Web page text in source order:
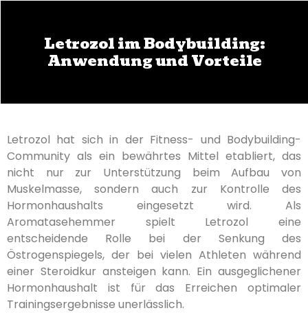
Letrozol im Bodybuilding:
Anwendung und Vorteile
Letrozol hat sich in der Fitness- und Bodybuilding-
Community als ein bewährtes Mittel etabliert, das
nicht nur zur Unterstützung beim Aufbau von
Muskelmasse, sondern auch zur Kontrolle des
Hormonhaushalts eingesetzt wird. Als
Aromatasehemmer spielt Letrozol eine
entscheidende Rolle bei der Senkung des
Östrogenspiegels, der bei vielen Athleten während
einer Steroidkur ansteigen kann. Ein ausgeglichener
Hormonhaushalt ist für das Erreichen optimaler
Trainingsergebnisse unerlässlich.